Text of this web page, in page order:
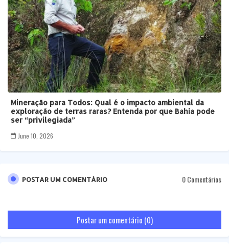
Mineração para Todos: Qual é o impacto ambiental da
exploração de terras raras? Entenda por que Bahia pode
ser “privilegiada”
June 10, 2026
POSTAR UM COMENTÁRIO 0 Comentários
Postar um comentário (0)